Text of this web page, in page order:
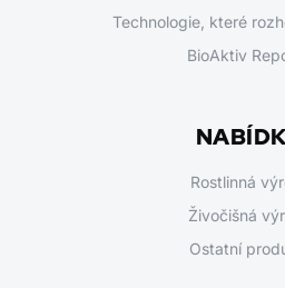
Technologie, které
BioAktiv
Rostlinná
Živočišná
Ostatní